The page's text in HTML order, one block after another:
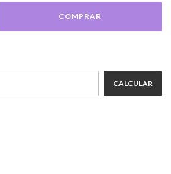
CALCULAR